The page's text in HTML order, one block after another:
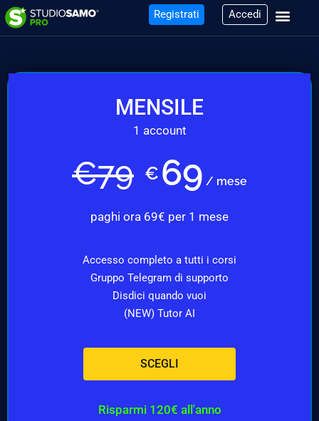
Registrati Accedi
MENSILE
1 account
€79 € 69 / mese
paghi ora 69€ per 1 mese
Accesso completo a tutti i corsi
Gruppo Telegram di supporto
Disdici quando vuoi
(NEW) Tutor AI
SCEGLI
Risparmi 120€ all'anno